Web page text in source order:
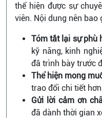
thể hiện được sự
viên. Nội dung nên bao
Tóm tắt lại sự phù
kỹ năng, kinh
đã trình bày trước
Thể hiện mong
trao đổi chi tiết
Gửi lời cảm ơn
đã dành thời gian